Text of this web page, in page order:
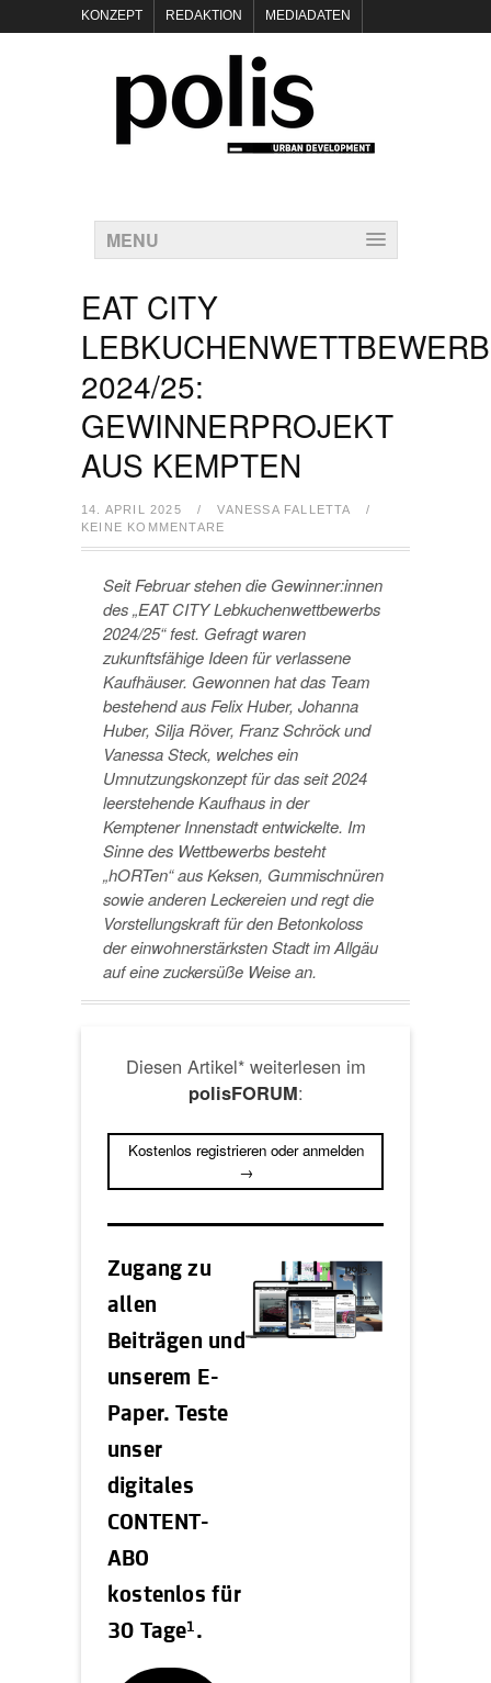
KONZEPT REDAKTION MEDIADATEN
POLIS KEYNOTES
KONTAKT DATENSCHUTZ IMPRESSUM
MENU
EAT CITY
LEBKUCHENWETTBEWERB
2024/25:
GEWINNERPROJEKT
AUS KEMPTEN
14. APRIL 2025 / VANESSA FALLETTA
/
KEINE KOMMENTARE
Seit Februar stehen die Gewinner:innen
des „EAT CITY Lebkuchenwettbewerbs
2024/25“ fest. Gefragt waren
zukunftsfähige Ideen für verlassene
Kaufhäuser. Gewonnen hat das Team
bestehend aus Felix Huber, Johanna
Huber, Silja Röver, Franz Schröck und
Vanessa Steck, welches ein
Umnutzungskonzept für das seit 2024
leerstehende Kaufhaus in der
Kemptener Innenstadt entwickelte. Im
Sinne des Wettbewerbs besteht
„hORTen“ aus Keksen, Gummischnüren
sowie anderen Leckereien und regt die
Vorstellungskraft für den Betonkoloss
der einwohnerstärksten Stadt im Allgäu
auf eine zuckersüße Weise an.
Diesen Artikel* weiterlesen im
polisFORUM:
Kostenlos registrieren oder anmelden
→
Zugang zu
allen
Beiträgen und
unserem E-
Paper. Teste
unser
digitales
CONTENT-
ABO
kostenlos für
30 Tage1 .